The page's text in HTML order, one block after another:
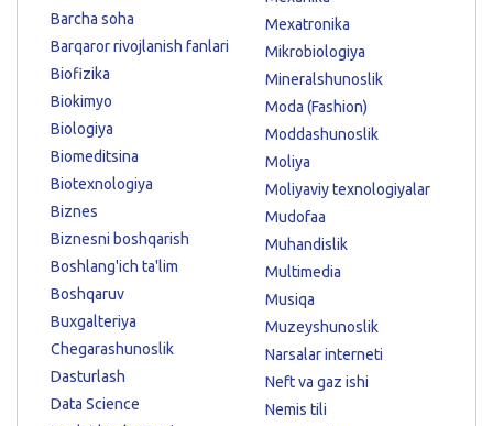
Barcha soha
Barqaror rivojlanish fanlari
Biofizika
Biokimyo
Biologiya
Biomeditsina
Biotexnologiya
Biznes
Biznesni boshqarish
Boshlang'ich ta'lim
Boshqaruv
Buxgalteriya
Chegarashunoslik
Dasturlash
Data Science
Mexatronika
Mikrobiologiya
Mineralshunoslik
Moda (Fashion)
Moddashunoslik
Moliya
Moliyaviy texnologiyalar
Mudofaa
Muhandislik
Multimedia
Musiqa
Muzeyshunoslik
Narsalar interneti
Neft va gaz ishi
Nemis tili